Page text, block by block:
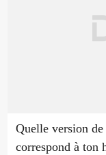
Quelle version
correspond à ton